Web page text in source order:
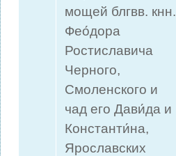
мощей блгвв. кнн.
Фео́дора
Ростиславича
Черного,
Смоленского и
чад его Дави́да и
Константи́на,
Ярославских